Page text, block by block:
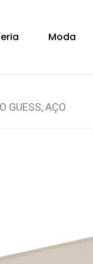
Moda
GUESS, AÇO